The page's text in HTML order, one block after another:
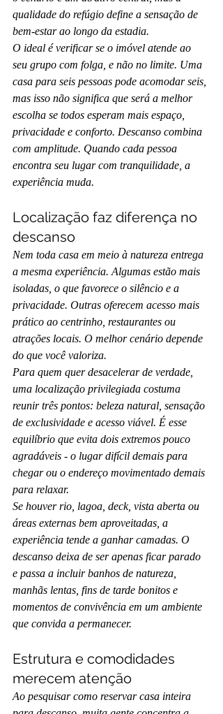
qualidade do refúgio define a sensação de
bem-estar ao longo da estadia.
O ideal é verificar se o imóvel atende ao
seu grupo com folga, e não no limite. Uma
casa para seis pessoas pode acomodar seis,
mas isso não significa que será a melhor
escolha se todos esperam mais espaço,
privacidade e conforto. Descanso combina
com amplitude. Quando cada pessoa
encontra seu lugar com tranquilidade, a
experiência muda.
Localização faz diferença no
descanso
Nem toda casa em meio à natureza entrega
a mesma experiência. Algumas estão mais
isoladas, o que favorece o silêncio e a
privacidade. Outras oferecem acesso mais
prático ao centrinho, restaurantes ou
atrações locais. O melhor cenário depende
do que você valoriza.
Para quem quer desacelerar de verdade,
uma localização privilegiada costuma
reunir três pontos: beleza natural, sensação
de exclusividade e acesso viável. É esse
equilíbrio que evita dois extremos pouco
agradáveis - o lugar difícil demais para
chegar ou o endereço movimentado demais
para relaxar.
Se houver rio, lagoa, deck, vista aberta ou
áreas externas bem aproveitadas, a
experiência tende a ganhar camadas. O
descanso deixa de ser apenas ficar parado
e passa a incluir banhos de natureza,
manhãs lentas, fins de tarde bonitos e
momentos de convivência em um ambiente
que convida a permanecer.
Estrutura e comodidades
merecem atenção
Ao pesquisar como reservar casa inteira